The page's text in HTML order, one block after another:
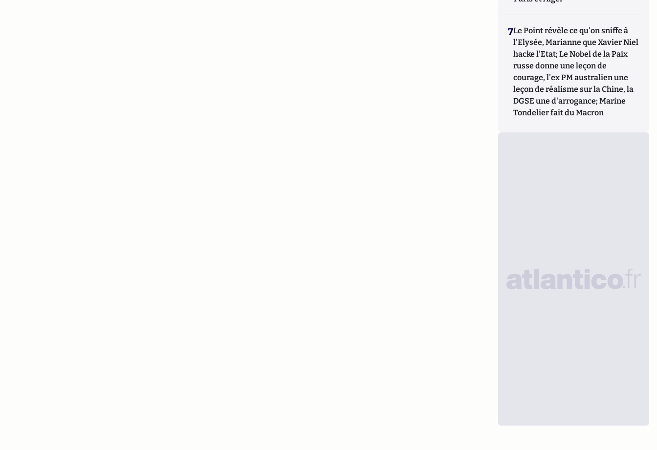
7Le Point révèle ce qu'on sniffe à
l'Elysée, Marianne que Xavier Niel
hacke l'Etat; Le Nobel de la Paix
russe donne une leçon de
courage, l'ex PM australien une
leçon de réalisme sur la Chine, la
DGSE une d'arrogance; Marine
Tondelier fait du Macron